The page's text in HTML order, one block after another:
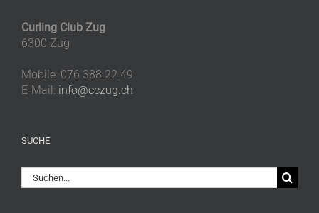
Curling Club Zug
6300 Zug
Mobile: 076 388 22 49
E-Mail: info@cczug.ch
SUCHE
Suche
nach: